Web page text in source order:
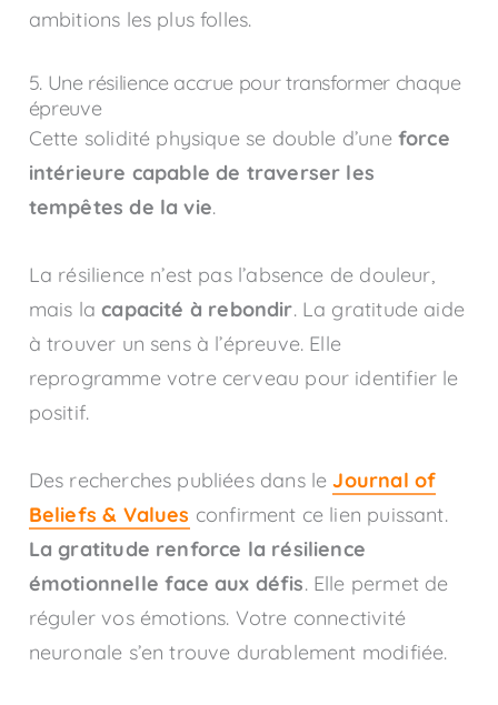
ambitions les plus folles.
5. Une résilience accrue pour transformer chaque
épreuve
Cette solidité physique se double d’une force
intérieure capable de traverser les
tempêtes de la vie.
La résilience n’est pas l’absence de douleur,
mais lacapacité à rebondir. La gratitude aide
à trouver un sens à l’épreuve. Elle
reprogramme votre cerveau pour identifier le
positif.
Des recherches publiées dans leJournal of
Beliefs & Values confirment ce lien puissant.
La gratitude renforce la résilience
émotionnelle face aux défis. Elle permet de
réguler vos émotions. Votre connectivité
neuronale s’en trouve durablement modifiée.